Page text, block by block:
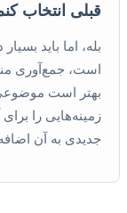
قبلی انتخاب
بله، اما باید
است، جمع‌آوری
بهتر است
زمینه‌هایی را
جدیدی به آن